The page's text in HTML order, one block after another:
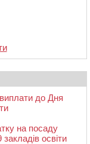
до Дня
на посаду
освіти